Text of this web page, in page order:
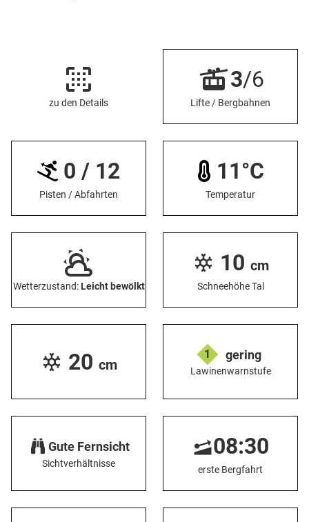
zu den Details
3/6
Lifte / Bergbahnen
0 / 12
Pisten / Abfahrten
11°C
Temperatur
Wetterzustand: Leicht bewölkt
10 cm
Schneehöhe Tal
20 cm
1 gering
Lawinenwarnstufe
Gute Fernsicht
Sichtverhältnisse
08:30
erste Bergfahrt